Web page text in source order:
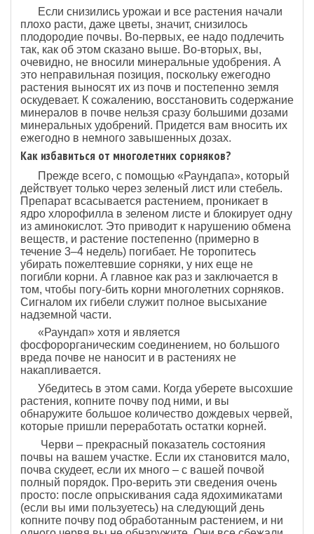
Если снизились урожаи и все растения начали
плохо расти, даже цветы, значит, снизилось
плодородие почвы. Во-первых, ее надо подлечить
так, как об этом сказано выше. Во-вторых, вы,
очевидно, не вносили минеральные удобрения. А
это неправильная позиция, поскольку ежегодно
растения выносят их из почв и постепенно земля
оскудевает. К сожалению, восстановить содержание
минералов в почве нельзя сразу большими дозами
минеральных удобрений. Придется вам вносить их
ежегодно в немного завышенных дозах.
Как избавиться от многолетних сорняков?
Прежде всего, с помощью «Раундапа», который
действует только через зеленый лист или стебель.
Препарат всасывается растением, проникает в
ядро хлорофилла в зеленом листе и блокирует одну
из аминокислот. Это приводит к нарушению обмена
веществ, и растение постепенно (примерно в
течение 3–4 недель) погибает. Не торопитесь
убирать пожелтевшие сорняки, у них еще не
погибли корни. А главное как раз и заключается в
том, чтобы погу-бить корни многолетних сорняков.
Сигналом их гибели служит полное высыхание
надземной части.
«Раундап» хотя и является
фосфорорганическим соединением, но большого
вреда почве не наносит и в растениях не
накапливается.
Убедитесь в этом сами. Когда уберете высохшие
растения, копните почву под ними, и вы
обнаружите большое количество дождевых червей,
которые пришли переработать остатки корней.
Черви – прекрасный показатель состояния
почвы на вашем участке. Если их становится мало,
почва скудеет, если их много – с вашей почвой
полный порядок. Про-верить эти сведения очень
просто: после опрыскивания сада ядохимикатами
(если вы ими пользуетесь) на следующий день
копните почву под обработанным растением, и ни